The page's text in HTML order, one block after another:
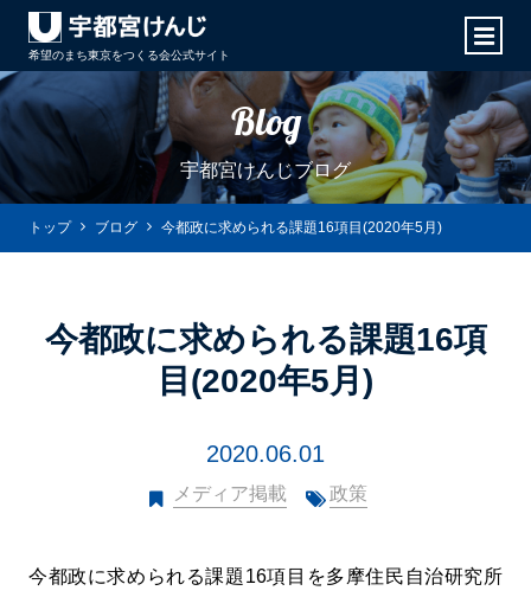
希望のまち東京をつくる会公式サイト
Blog
宇都宮けんじブログ
トップ ブログ 今都政に求められる課題16項目(2020年5月)
今都政に求められる課題16項
目(2020年5月)
2020.06.01
メディア掲載 政策
今都政に求められる課題16項目を多摩住民自治研究所